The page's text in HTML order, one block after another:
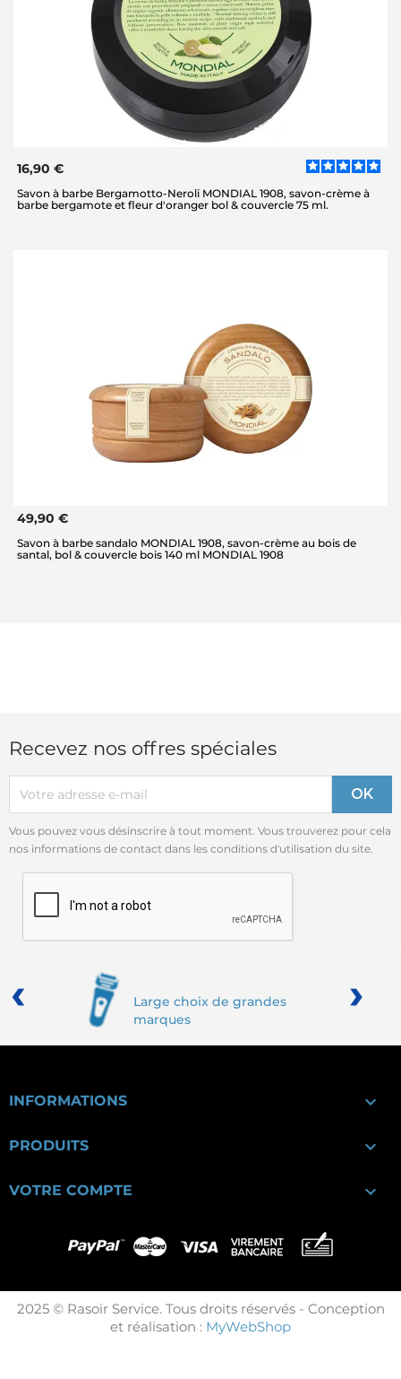
16,90 €
Savon à barbe Bergamotto-Neroli MONDIAL 1908, savon-crème à
barbe bergamote et fleur d'oranger bol & couvercle 75 ml.
49,90 €
Savon à barbe sandalo MONDIAL 1908, savon-crème au bois de
santal, bol & couvercle bois 140 ml MONDIAL 1908
Recevez nos offres spéciales
Vous pouvez vous désinscrire à tout moment. Vous trouverez pour cela
nos informations de contact dans les conditions d'utilisation du site.
Large choix de grandes
marques
‹ ›
INFORMATIONS 
PRODUITS 
VOTRE COMPTE 
2025 © Rasoir Service. Tous droits réservés - Conception
et réalisation : MyWebShop